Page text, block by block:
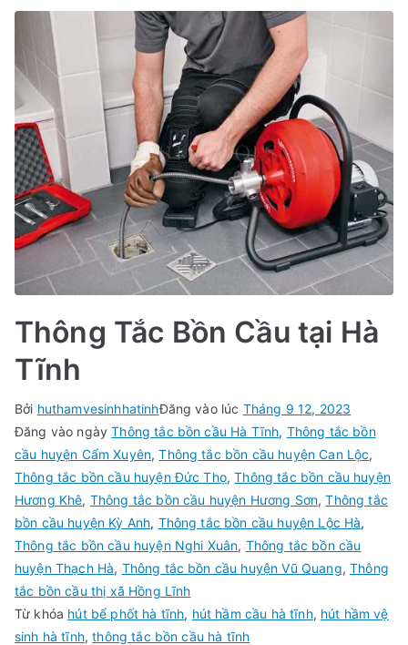
Thông Tắc Bồn Cầu tại Hà
Tĩnh
Bởi huthamvesinhhatinhĐăng vào lúc Tháng 9 12, 2023
Đăng vào ngàyThông tắc bồn cầu Hà Tĩnh, Thông tắc bồn
cầu huyện Cẩm Xuyên,Thông tắc bồn cầu huyện Can Lộc,
Thông tắc bồn cầu huyện Đức Thọ,Thông tắc bồn cầu huyện
Hương Khê, Thông tắc bồn cầu huyện Hương Sơn,Thông tắc
bồn cầu huyện Kỳ Anh, Thông tắc bồn cầu huyện Lộc Hà,
Thông tắc bồn cầu huyện Nghi Xuân, Thông tắc bồn cầu
huyện Thạch Hà, Thông tắc bồn cầu huyện Vũ Quang,Thông
tắc bồn cầu thị xã Hồng Lĩnh
Từ khóa hút bể phốt hà tĩnh, hút hầm cầu hà tĩnh, hút hầm vệ
sinh hà tĩnh,thông tắc bồn cầu hà tĩnh